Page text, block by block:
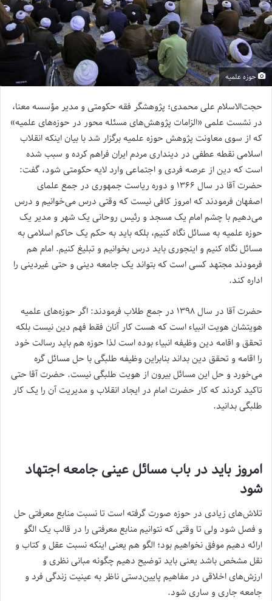
حوزه علمیه
حجت‌الاسلام علی محمدی؛ پژوهشگر فقه حکومتی و مدیر مؤسسه معنا،
در نشست علمی «الزامات پژوهش‌های مسئله محور در حوزه‌های علمیه»
که از سوی معاونت پژوهش حوزه علمیه برگزار شد با بیان اینکه انقلاب
اسلامی نقطه عطفی در دینداری مردم ایران فراهم کرده و سبب شده
است که دین از عرصه فردی و اجتماعی وارد لایه حکومتی شود، گفت:
حضرت آقا در سال ۱۳۶۶ و دوره ریاست جمهوری در جمع علمای
اصفهان فرمودند که امروز کافی نیست که وقتی درس می‌خوانیم و درس
می‌دهیم با چشم امام یک مسجد و رئیس روحانی یک شهر و مدیر یک
حوزه علمیه به مسائل نگاه کنیم، بلکه باید به حکم یک حاکم اسلامی به
مسائل نگاه کنیم و اینجوری باید درس بخوانیم و تبلیغ کنیم. امام هم
فرمودند مجتهد کسی است که بتواند یک جامعه دینی و حتی غیردینی را
اداره کند.
حضرت آقا در سال ۱۳۹۸ در جمع طلاب فرمودند: اگر حوزه‌های علمیه
هویتشان هویت انبیاء است که هست کار آنان فقط فهم دین نیست بلکه
تحقق و اقامه دین وظیفه انبیاء بوده است لذا حوزه هم باید رسالت خود
را اقامه و تحقق دین بداند بنابراین وظیفه طلبگی با حل مسائل گره
می‌خورد و حل این مسائل بیرون از هویت طلبگی نیست. حضرت آقا حتی
تاکید کردند که کار حضرت امام در ایجاد انقلاب و مدیریت آن را یک کار
طلبگی بدانید.
امروز باید در باب مسائل عینی جامعه اجتهاد
شود
تلاش‌های زیادی در حوزه صورت گرفته است تا نسبت منابع معرفتی حل
و فصل شود ولی تا وقتی که نتوانیم منابع معرفتی را در قالب یک الگو
ارائه دهیم موفق نخواهیم بود؛ الگو هم یعنی اینکه نسبت عقل و کتاب و
نقل مشخص باشد یعنی باید توضیح دهیم چگونه مبانی نظری و
ارزش‌های اخلاقی در مفاهیم پایین‌دستی ناظر به عینیت زندگی فرد و
جامعه جاری و ساری شود.